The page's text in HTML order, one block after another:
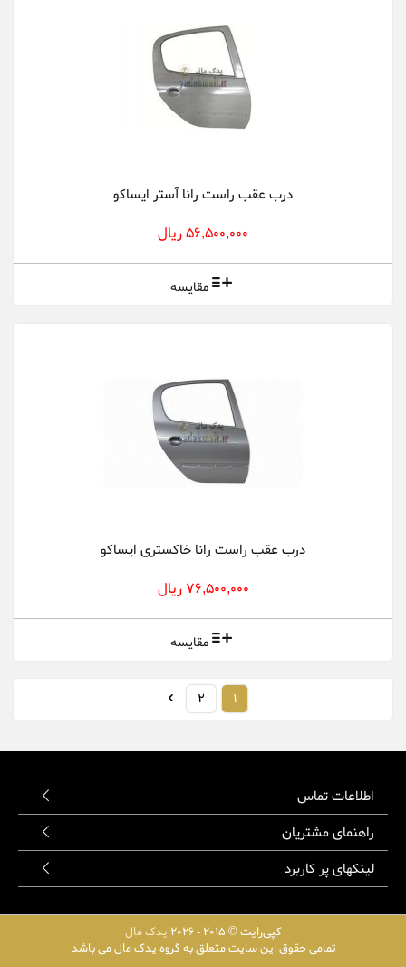
درب عقب راست رانا آستر ایساکو
56,500,000 ریال
مقایسه
درب عقب راست رانا خاکستری ایساکو
76,500,000 ریال
مقایسه
1
2
اطلاعات تماس
راهنمای مشتریان
لینکهای پر کاربرد
کپی‌رایت © 2015 - 2026
یدک مال
تمامی حقوق این سایت متعلق به گروه یدک مال می باشد